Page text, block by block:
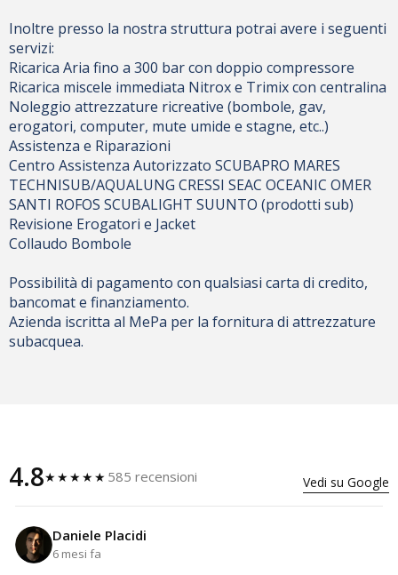
Inoltre presso la nostra struttura potrai avere i seguenti
servizi:
Ricarica Aria fino a 300 bar con doppio compressore
Ricarica miscele immediata Nitrox e Trimix con centralina
Noleggio attrezzature ricreative (bombole, gav,
erogatori, computer, mute umide e stagne, etc..)
Assistenza e Riparazioni
Centro Assistenza Autorizzato SCUBAPRO MARES
TECHNISUB/AQUALUNG CRESSI SEAC OCEANIC OMER
SANTI ROFOS SCUBALIGHT SUUNTO (prodotti sub)
Revisione Erogatori e Jacket
Collaudo Bombole
Possibilità di pagamento con qualsiasi carta di credito,
bancomat e finanziamento.
Azienda iscritta al MePa per la fornitura di attrezzature
subacquea.
4.8★★★★★ 585 recensioni Vedi su Google
Daniele Placidi
6 mesi fa